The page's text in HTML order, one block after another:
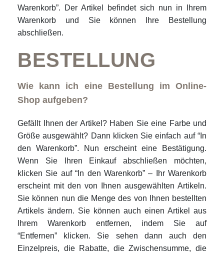
Warenkorb”. Der Artikel befindet sich nun in Ihrem
Warenkorb und Sie können Ihre Bestellung
abschließen.
BESTELLUNG
Wie kann ich eine Bestellung im Online-
Shop aufgeben?
Gefällt Ihnen der Artikel? Haben Sie eine Farbe und
Größe ausgewählt? Dann klicken Sie einfach auf “In
den Warenkorb”. Nun erscheint eine Bestätigung.
Wenn Sie Ihren Einkauf abschließen möchten,
klicken Sie auf “In den Warenkorb” – Ihr Warenkorb
erscheint mit den von Ihnen ausgewählten Artikeln.
Sie können nun die Menge des von Ihnen bestellten
Artikels ändern. Sie können auch einen Artikel aus
Ihrem Warenkorb entfernen, indem Sie auf
“Entfernen” klicken. Sie sehen dann auch den
Einzelpreis, die Rabatte, die Zwischensumme, die